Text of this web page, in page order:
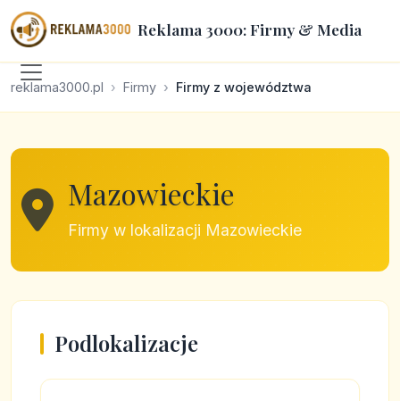
Reklama 3000: Firmy & Media
reklama3000.pl Firmy Firmy z województwa
Mazowieckie
Firmy w lokalizacji Mazowieckie
Podlokalizacje